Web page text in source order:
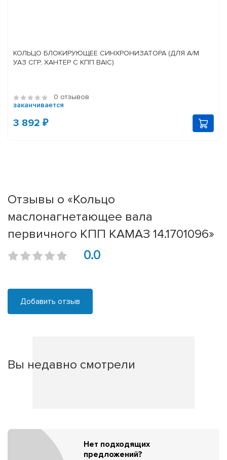
КОЛЬЦО БЛОКИРУЮЩЕЕ СИНХРОНИЗАТОРА (ДЛЯ А/М
УАЗ СГР, ХАНТЕР С КПП BAIC)
0 отзывов
заканчивается
3 892 ₽
Отзывы о «Кольцо
маслонагнетающее вала
первичного КПП КАМАЗ 14.1701096»
0.0
Добавить отзыв
Вы недавно смотрели
Нет подходящих
предложений?